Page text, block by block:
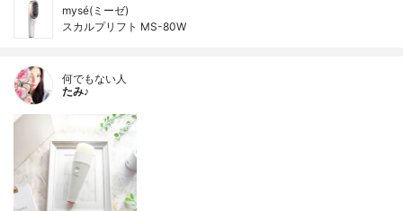
mysé(ミーゼ)
スカルプリフト MS-80W
何でもない人
たみ♪